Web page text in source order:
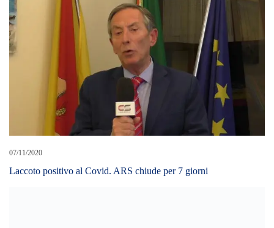
07/11/2020
Laccoto positivo al Covid. ARS chiude per 7 giorni